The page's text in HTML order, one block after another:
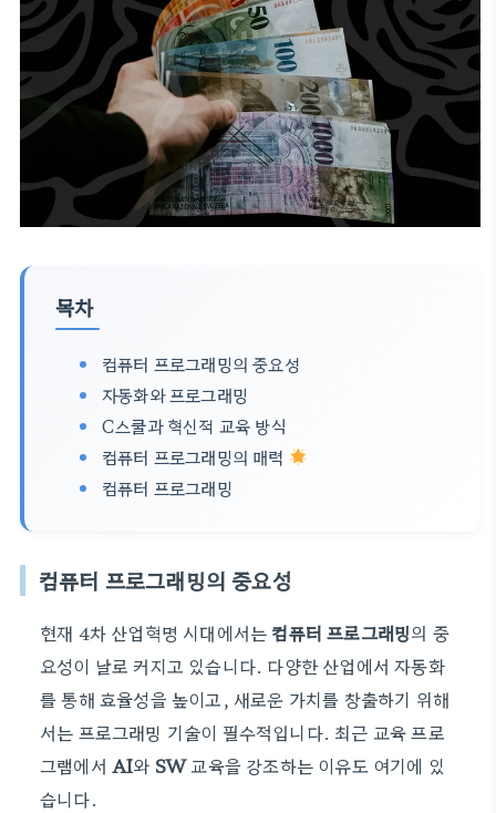
목차
컴퓨터 프로그래밍의 중요성
자동화와 프로그래밍
C스쿨과 혁신적 교육 방식
컴퓨터 프로그래밍의 매력
컴퓨터 프로그래밍
컴퓨터 프로그래밍의 중요성
현재 4차 산업혁명 시대에서는 컴퓨터 프로그래밍의 중
요성이 날로 커지고 있습니다. 다양한 산업에서 자동화
를 통해 효율성을 높이고, 새로운 가치를 창출하기 위해
서는 프로그래밍 기술이 필수적입니다. 최근 교육 프로
그램에서 AI와 SW교육을 강조하는 이유도 여기에 있
습니다.